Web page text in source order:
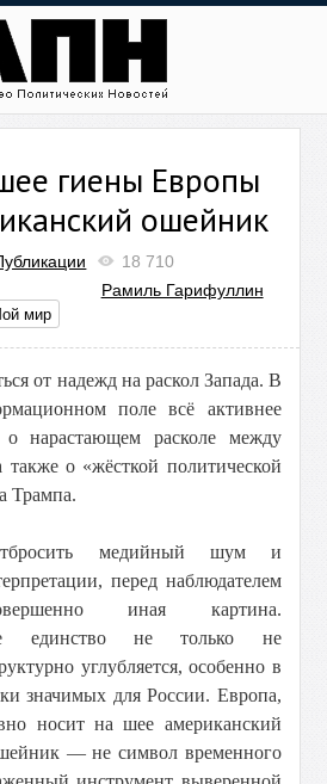
гиены Европы
ошейник
18 710
Рамиль Гарифуллин
мир
от надежд на раскол Запада. В
поле всё активнее
о нарастающем расколе между
о «жёсткой политической
Трампа.
медийный шум и
перед наблюдателем
иная картина.
единство не только не
углубляется, особенно в
значимых для России. Европа,
носит на шее американский
— не символ временного